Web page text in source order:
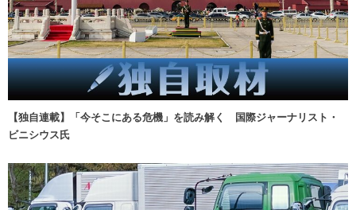
【独自連載】「今そこにある危機」を読み解く 国際ジャーナリスト・
ビニシウス氏